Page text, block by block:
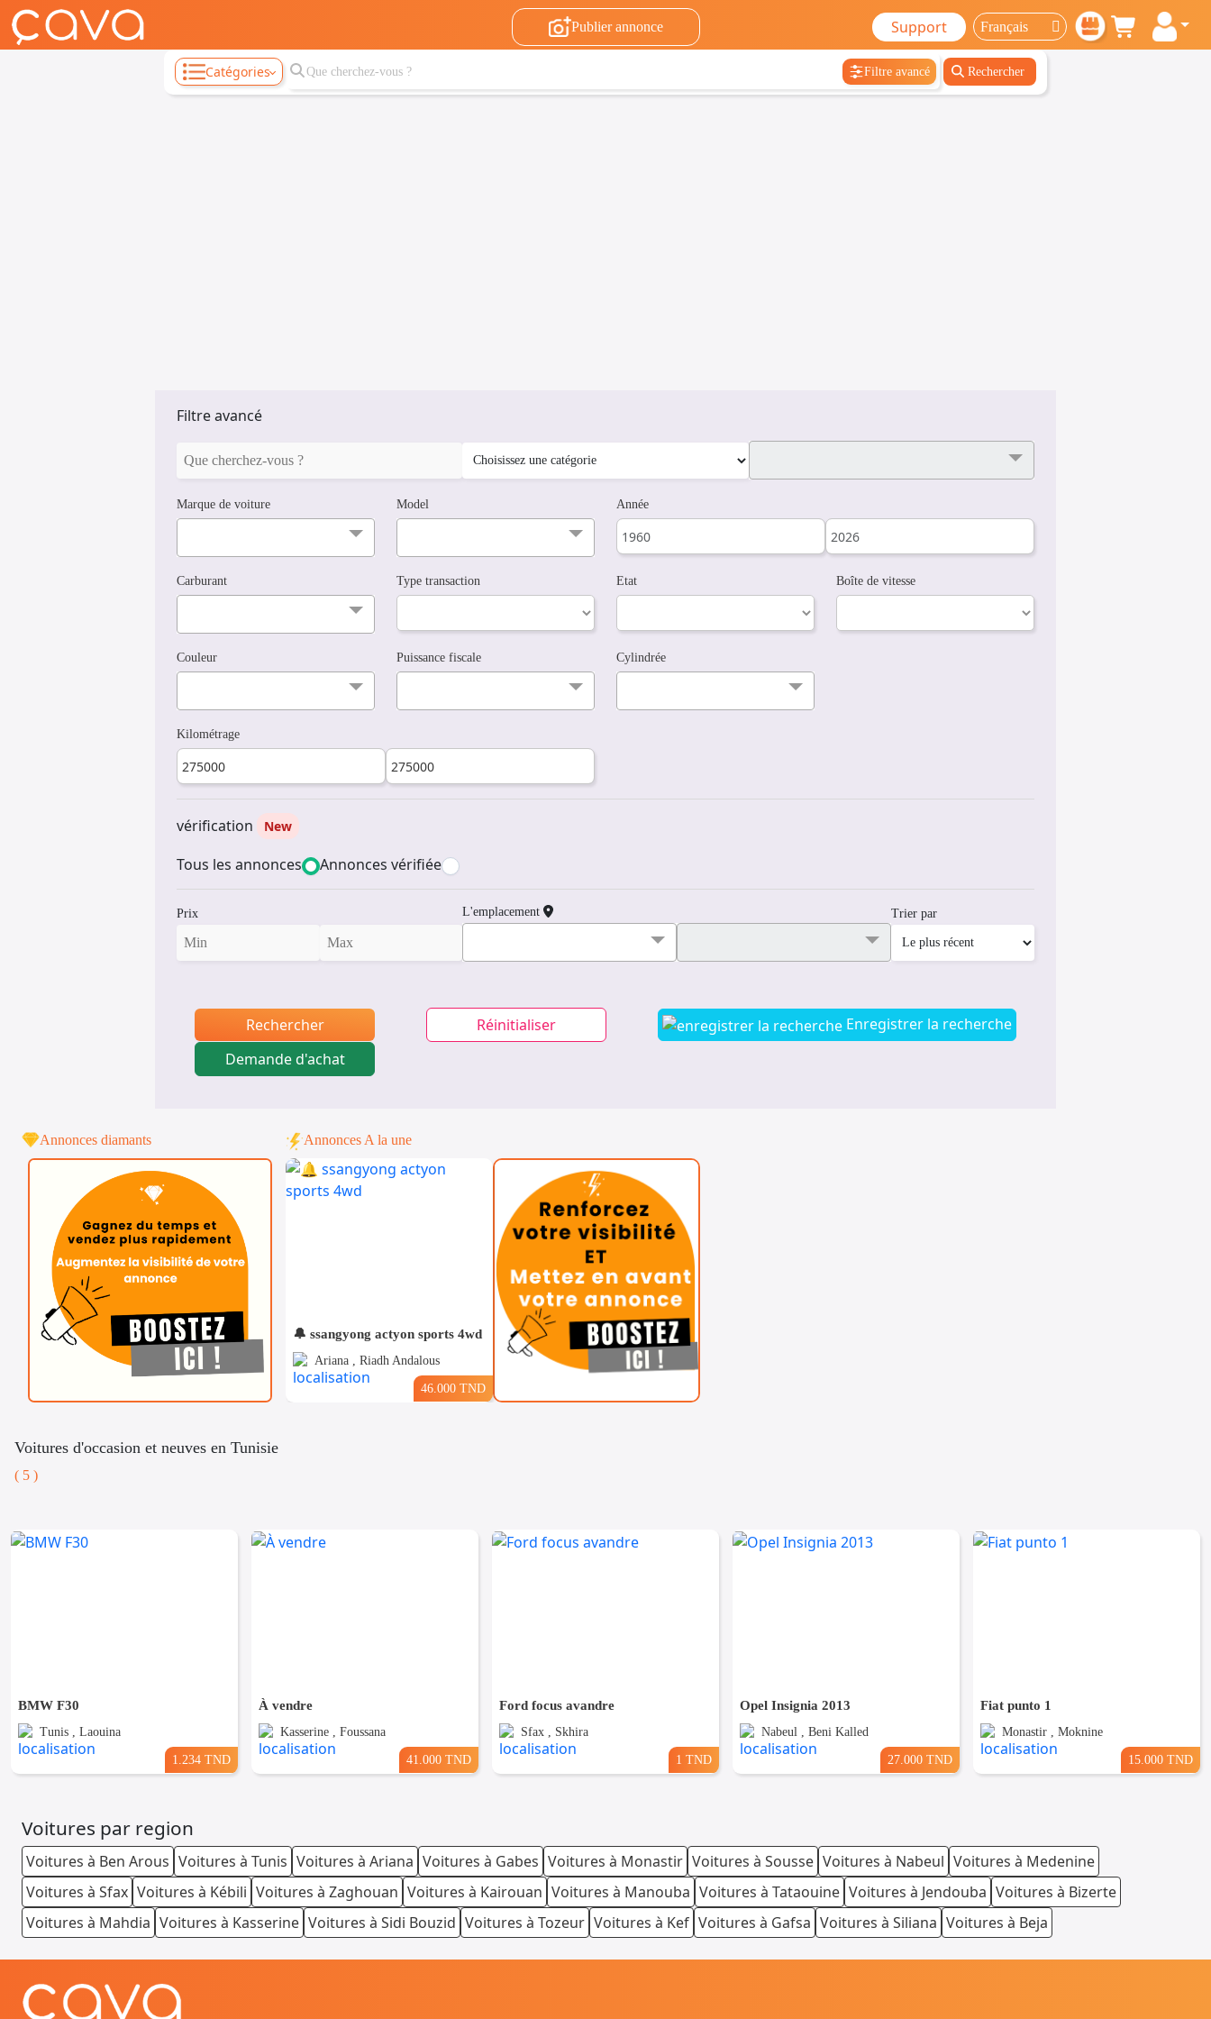
Publier annonce Support
Catégories Filtre avancé Rechercher
Filtre avancé
Marque de voiture Model Année
Carburant Type transaction Etat Boîte de vitesse
Couleur Puissance fiscale Cylindrée
Kilométrage
vérification New
Tous les annonces Annonces vérifiée
Prix L'emplacement Trier par
Rechercher Réinitialiser
Enregistrer la recherche
Demande d'achat
Annonces diamants Annonces A la une
🔔 ssangyong actyon sports 4wd
Ariana , Riadh Andalous
46.000 TND
Voitures d'occasion et neuves en Tunisie
( 5 )
BMW F30
Tunis , Laouina
1.234 TND
À vendre
Kasserine , Foussana
41.000 TND
Ford focus avandre
Sfax , Skhira
1 TND
Opel Insignia 2013
Nabeul , Beni Kalled
27.000 TND
Fiat punto 1
Monastir , Moknine
15.000 TND
Voitures par region
Voitures à Ben Arous Voitures à Tunis Voitures à Ariana Voitures à Gabes Voitures à Monastir Voitures à Sousse Voitures à Nabeul Voitures à Medenine
Voitures à Sfax Voitures à Kébili Voitures à Zaghouan Voitures à Kairouan Voitures à Manouba Voitures à Tataouine Voitures à Jendouba Voitures à Bizerte
Voitures à Mahdia Voitures à Kasserine Voitures à Sidi Bouzid Voitures à Tozeur Voitures à Kef Voitures à Gafsa Voitures à Siliana Voitures à Beja